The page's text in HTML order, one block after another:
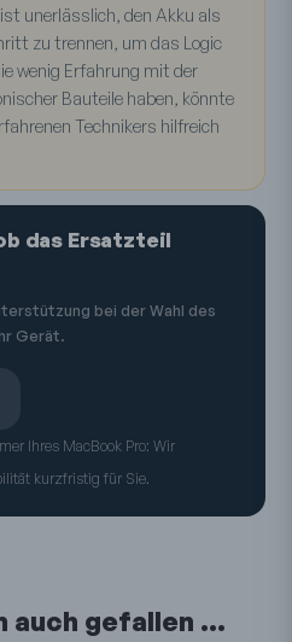
unerlässlich, den Akku als
zu trennen, um das Logic
wenig Erfahrung mit der
Bauteile haben, könnte
Technikers hilfreich
das Ersatzteil
bei der Wahl des
Gerät.
Ihres MacBook Pro: Wir
kurzfristig für Sie.
auch gefallen …